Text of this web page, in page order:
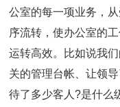
公室的每一项业务，
序流转，使办公室的
运转高效。比如说我
关的管理台帐、让领
待了多少客人?是什么